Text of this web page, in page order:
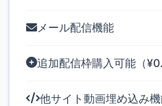
メール配信機能
追加配信枠購入可能（
他サイト動画埋め込み